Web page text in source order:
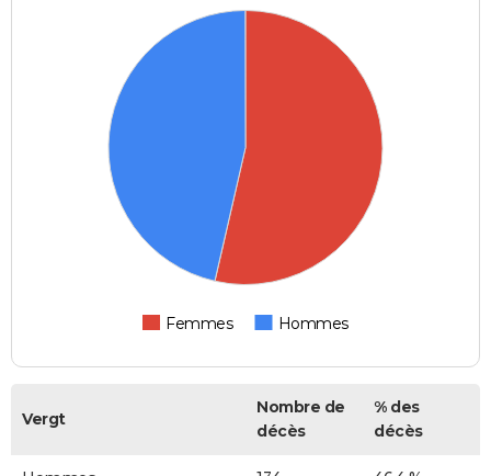
Femmes Hommes
Vergt
Nombre de
décès
% des
décès